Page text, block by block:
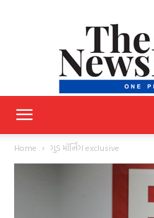
Home ગુડ મૉર્નિંગ exclusive